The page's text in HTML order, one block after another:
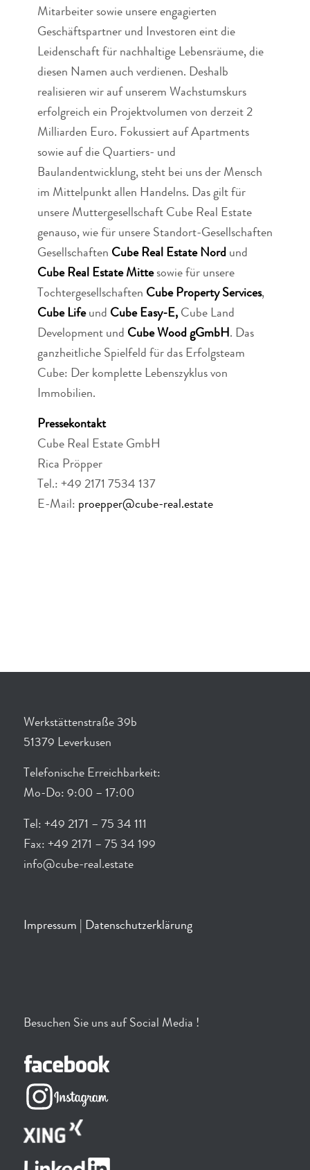
Mitarbeiter sowie unsere engagierten
Geschäftspartner und Investoren eint die
Leidenschaft für nachhaltige Lebensräume, die
diesen Namen auch verdienen. Deshalb
realisieren wir auf unserem Wachstumskurs
erfolgreich ein Projektvolumen von derzeit 2
Milliarden Euro. Fokussiert auf Apartments
sowie auf die Quartiers- und
Baulandentwicklung, steht bei uns der Mensch
im Mittelpunkt allen Handelns. Das gilt für
unsere Muttergesellschaft Cube Real Estate
genauso, wie für unsere Standort-Gesellschaften
Gesellschaften Cube Real Estate Nordund
Cube Real Estate Mitte sowie für unsere
Tochtergesellschaften Cube Property Services,
Cube Life und Cube Easy-E, Cube Land
Development und Cube Wood gGmbH. Das
ganzheitliche Spielfeld für das Erfolgsteam
Cube: Der komplette Lebenszyklus von
Immobilien.
Pressekontakt
Cube Real Estate GmbH
Rica Pröpper
Tel.: +49 2171 7534 137
E-Mail: proepper@cube-real.estate
Werkstättenstraße 39b
51379 Leverkusen
Telefonische Erreichbarkeit:
Mo-Do: 9:00 – 17:00
Tel: +49 2171 – 75 34 111
Fax: +49 2171 – 75 34 199
info@cube-real.estate
Impressum Datenschutzerklärung
Besuchen Sie uns auf Social Media !